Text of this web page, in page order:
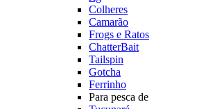
Colheres
Camarão
Frogs e Ratos
ChatterBait
Tailspin
Gotcha
Ferrinho
Para pesca de